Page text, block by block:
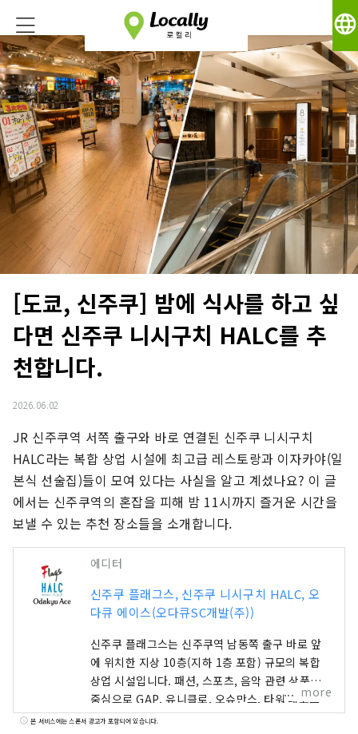
language
[도쿄, 신주쿠] 밤에 식사를 하고 싶
다면 신주쿠 니시구치 HALC를 추
천합니다.
2026.06.02
JR 신주쿠역 서쪽 출구와 바로 연결된 신주쿠 니시구치
HALC라는 복합 상업 시설에 최고급 레스토랑과 이자카야(일
본식 선술집)들이 모여 있다는 사실을 알고 계셨나요? 이 글
에서는 신주쿠역의 혼잡을 피해 밤 11시까지 즐거운 시간을
보낼 수 있는 추천 장소들을 소개합니다.
에디터
신주쿠 플래그스, 신주쿠 니시구치 HALC, 오
다큐 에이스(오다큐SC개발(주))
신주쿠 플래그스는 신주쿠역 남동쪽 출구 바로 앞
에 위치한 지상 10층(지하 1층 포함) 규모의 복합
상업 시설입니다. 패션, 스포츠, 음악 관련 상품을
중심으로 GAP, 유니클로, 오슈만스, 타워 레코드
등의 매장이 입점해 있습니다. 신주쿠 니시구치
more
본 서비스에는 스폰서 광고가 포함되어 있습니다.